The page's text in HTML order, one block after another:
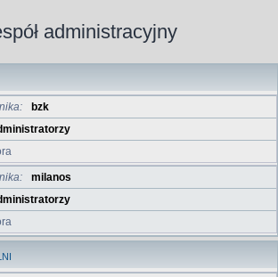
administracyjny
bzk
milanos